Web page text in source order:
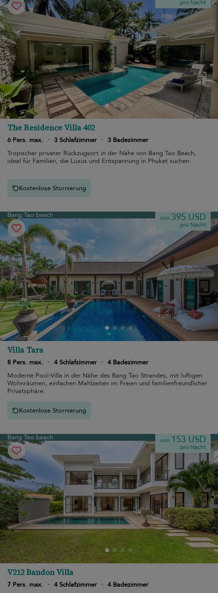
pro Nacht
The Residence Villa 402
6 Pers. max. · 3 Schlafzimmer · 3 Badezimmer
Tropischer privater Rückzugsort in der Nähe von Bang Tao Beach,
ideal für Familien, die Luxus und Entspannung in Phuket suchen.
Kostenlose Stornierung
Bang Tao beach von 395 USD
pro Nacht
Villa Tara
8 Pers. max. · 4 Schlafzimmer · 4 Badezimmer
Moderne Pool-Villa in der Nähe des Bang Tao Strandes, mit luftigen
Wohnräumen, einfachen Mahlzeiten im Freien und familienfreundlicher
Privatsphäre.
Kostenlose Stornierung
Bang Tao beach von 153 USD
pro Nacht
V212 Bandon Villa
7 Pers. max. · 4 Schlafzimmer · 4 Badezimmer